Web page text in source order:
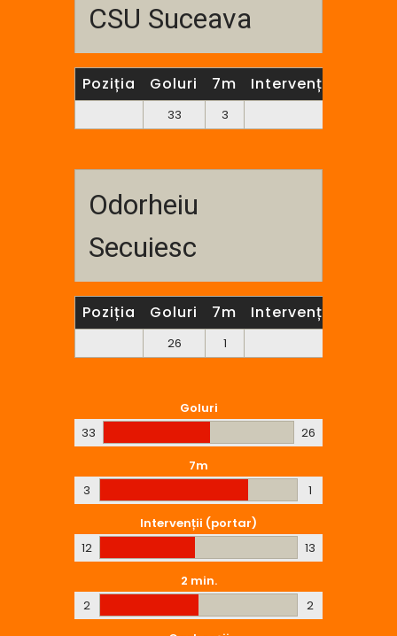
CSU Suceava
Poziția Goluri 7m Intervenții
33 3
Odorheiu
Secuiesc
Poziția Goluri 7m Intervenții
26 1
Goluri
33
26
7m
3
1
Intervenții (portar)
12
13
2 min.
2
2